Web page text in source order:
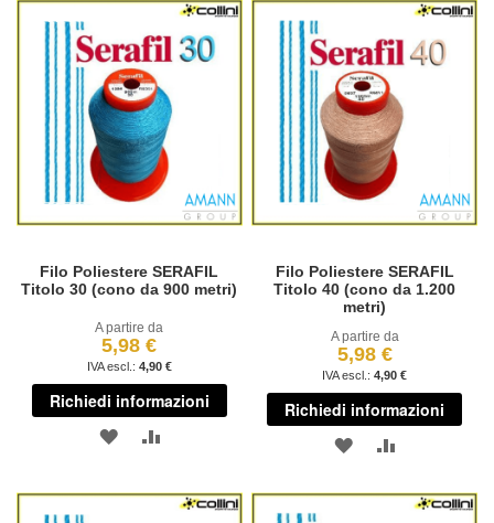
DESIDERI DESIDERI
Filo Poliestere SERAFIL
Titolo 30 (cono da 900 metri)
A partire da
5,98 €
4,90 €
Richiedi informazioni
AGGIUNGIAGGIUNGI
CONFRONTO
Filo Poliestere SERAFIL
Titolo 40 (cono da 1.200
metri)
A partire da
5,98 €
4,90 €
Richiedi informazioni
AGGIUNGI